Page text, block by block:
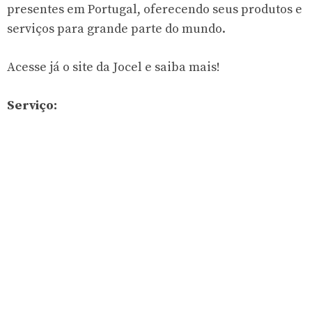
presentes em Portugal, oferecendo seus produtos e
serviços para grande parte do mundo.
Acesse já o site da Jocel e saiba mais!
Serviço: